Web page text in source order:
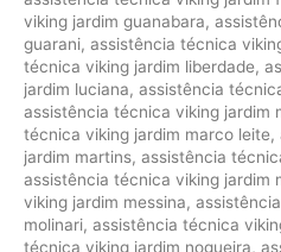
viking jardim guanabara,
guarani, assistência técnica
técnica viking jardim liberdade,
jardim luciana, assistência
assistência técnica viking jardim
técnica viking jardim marco leite,
jardim martins, assistência
assistência técnica viking jardim
viking jardim messina,
molinari, assistência técnica
técnica viking jardim nogueira,